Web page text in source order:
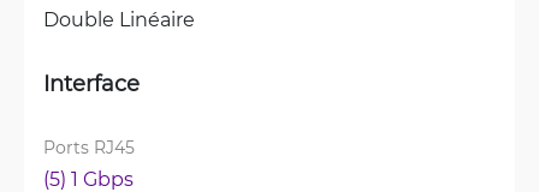
Double Linéaire
Interface
Ports RJ45
(5) 1 Gbps